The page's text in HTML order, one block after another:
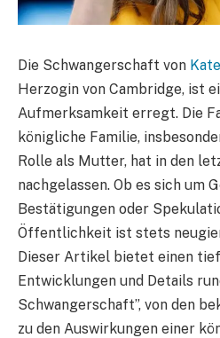
Die Schwangerschaft von
Herzogin von Cambridge, ist
Aufmerksamkeit erregt. Die
königliche Familie,
Rolle als Mutter, hat in den
nachgelassen. Ob es sich um
Bestätigungen oder
Öffentlichkeit ist stets
Dieser Artikel bietet einen
Entwicklungen und Details
Schwangerschaft”, von den
zu den Auswirkungen einer